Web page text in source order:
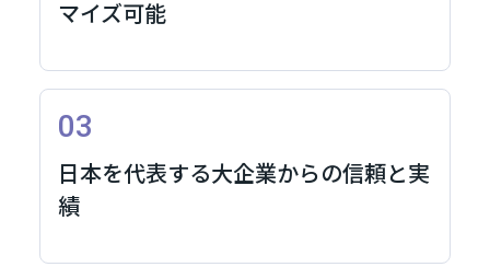
マイズ可能
03
日本を代表する大企業からの信頼と実
績